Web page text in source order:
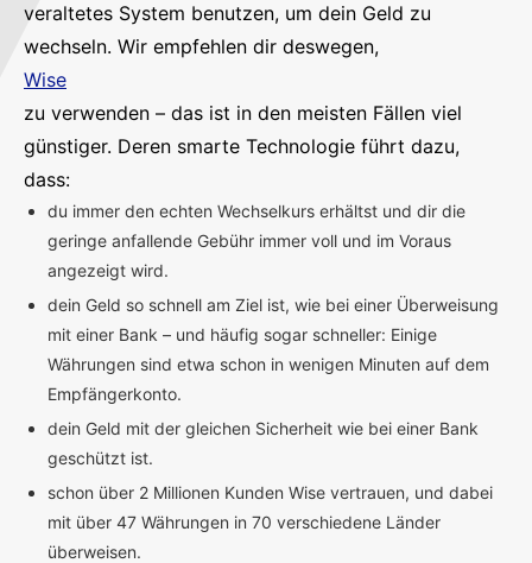
veraltetes System benutzen, um dein Geld zu
wechseln. Wir empfehlen dir deswegen,
Wise
zu verwenden – das ist in den meisten Fällen viel
günstiger. Deren smarte Technologie führt dazu,
dass:
du immer den echten Wechselkurs erhältst und dir die
geringe anfallende Gebühr immer voll und im Voraus
angezeigt wird.
dein Geld so schnell am Ziel ist, wie bei einer Überweisung
mit einer Bank – und häufig sogar schneller: Einige
Währungen sind etwa schon in wenigen Minuten auf dem
Empfängerkonto.
dein Geld mit der gleichen Sicherheit wie bei einer Bank
geschützt ist.
schon über 2 Millionen Kunden Wise vertrauen, und dabei
mit über 47 Währungen in 70 verschiedene Länder
überweisen.